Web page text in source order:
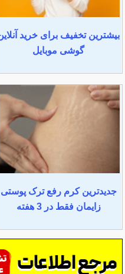
بیشترین تخفیف برای خرید
گوشی موبایل
جدیدترین کرم رفع ترک پوستی
زایمان فقط در 3 هفته